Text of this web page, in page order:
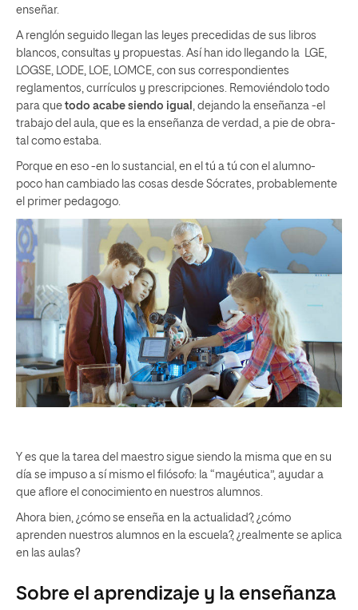
enseñar.
A renglón seguido llegan las leyes precedidas de sus libros
blancos, consultas y propuestas. Así han ido llegando la LGE,
LOGSE, LODE, LOE, LOMCE, con sus correspondientes
reglamentos, currículos y prescripciones. Removiéndolo todo
para que todo acabe siendo igual , dejando la enseñanza -el
trabajo del aula, que es la enseñanza de verdad, a pie de obra-
tal como estaba.
Porque en eso -en lo sustancial, en el tú a tú con el alumno-
poco han cambiado las cosas desde Sócrates, probablemente
el primer pedagogo.
Y es que la tarea del maestro sigue siendo la misma que en su
día se impuso a sí mismo el filósofo: la “mayéutica”, ayudar a
que aflore el conocimiento en nuestros alumnos.
Ahora bien, ¿cómo se enseña en la actualidad?, ¿cómo
aprenden nuestros alumnos en la escuela?, ¿realmente se aplica
en las aulas?
Sobre el aprendizaje y la enseñanza